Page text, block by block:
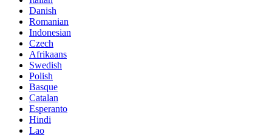
Danish
Romanian
Indonesian
Czech
Afrikaans
Swedish
Polish
Basque
Catalan
Esperanto
Hindi
Lao